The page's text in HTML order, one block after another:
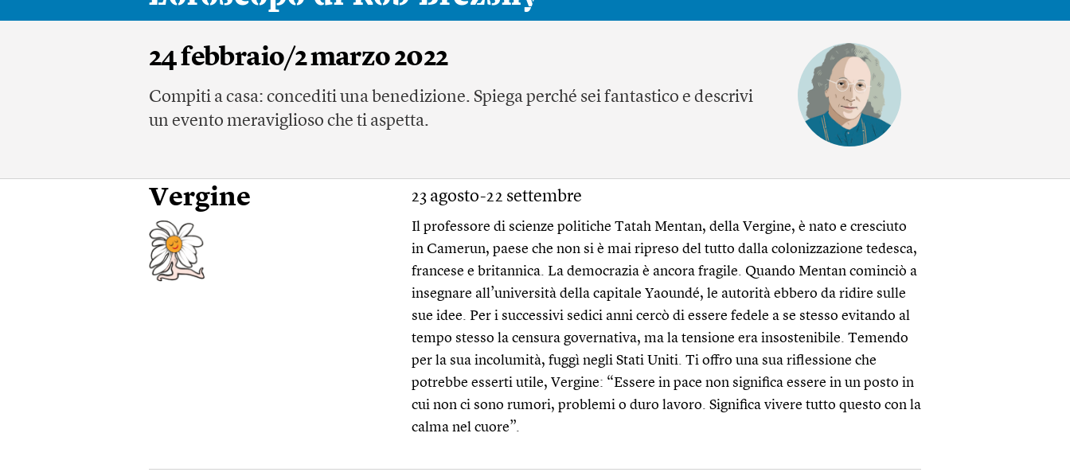
24 febbraio/2 marzo 2022
Compiti a casa: concediti una benedizione. Spiega perché sei fantastico e descrivi
un evento meraviglioso che ti aspetta.
Vergine 23 agosto-22 settembre
Il professore di scienze politiche Tatah Mentan, della Vergine, è nato e cresciuto
in Camerun, paese che non si è mai ripreso del tutto dalla colonizzazione tedesca,
francese e britannica. La democrazia è ancora fragile. Quando Mentan cominciò a
insegnare all’università della capitale Yaoundé, le autorità ebbero da ridire sulle
sue idee. Per i successivi sedici anni cercò di essere fedele a se stesso evitando al
tempo stesso la censura governativa, ma la tensione era insostenibile. Temendo
per la sua incolumità, fuggì negli Stati Uniti. Ti offro una sua riflessione che
potrebbe esserti utile, Vergine: “Essere in pace non significa essere in un posto in
cui non ci sono rumori, problemi o duro lavoro. Significa vivere tutto questo con la
calma nel cuore”.